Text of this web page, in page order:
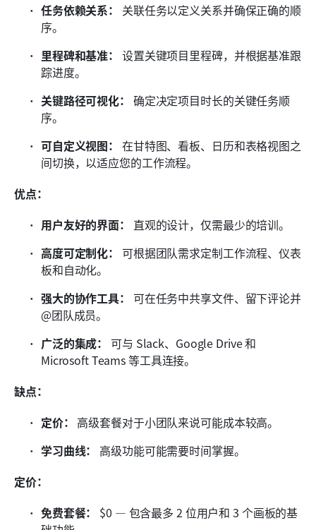
任务依赖关系：
关联任务以定义关系并确保正确的顺
序。
里程碑和基准： 设置关键项目里程碑，并根据基准跟
踪进度。
关键路径可视化： 确定决定项目时长的关键任务顺
序。
可自定义视图： 在甘特图、看板、日历和表格视图之
间切换，以适应您的工作流程。
优点：
用户友好的界面：
直观的设计，仅需最少的培训。
高度可定制化：
可根据团队需求定制工作流程、仪表
板和自动化。
强大的协作工具：
可在任务中共享文件、留下评论并
@团队成员。
广泛的集成：
可与 Slack、Google Drive 和
Microsoft Teams 等工具连接。
缺点：
定价： 高级套餐对于小团队来说可能成本较高。
学习曲线：
高级功能可能需要时间掌握。
定价：
免费套餐：
$0 — 包含最多 2 位用户和 3 个画板的基